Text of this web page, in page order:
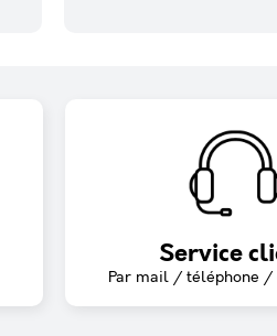
Service
Par mail / téléphone /